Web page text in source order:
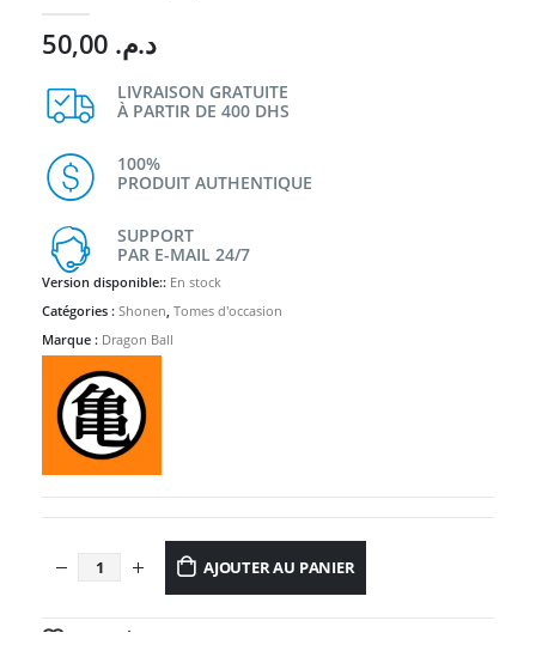
د.م.
LIVRAISON GRATUITE
À PARTIR DE 400 DHS
100%
PRODUIT AUTHENTIQUE
SUPPORT
PAR E-MAIL 24/7
Version disponible:: En stock
Catégories : Shonen, Tomes d'occasion
Marque : Dragon Ball
AJOUTER AU PANIER